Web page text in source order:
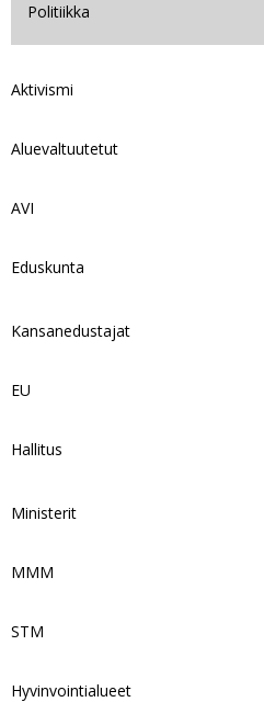
Politiikka
Aktivismi
Aluevaltuutetut
AVI
Eduskunta
Kansanedustajat
EU
Hallitus
Ministerit
MMM
STM
Hyvinvointialueet